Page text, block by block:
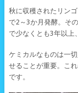
秋に収穫されたリン
で2～3か月発酵。そ
で少なくとも3年以上
ケミカルなものは一
せることが重要。こ
です。